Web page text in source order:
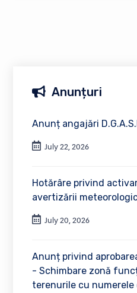
Anunțuri
Anunț angajări
July 22, 2026
Hotărâre privind
avertizării
July 20, 2026
Anunț privind
- Schimbare zonă
terenurile cu numerele